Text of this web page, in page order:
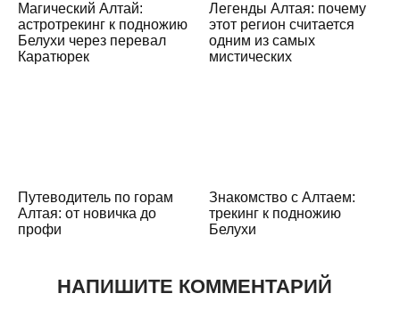
Магический Алтай:
астротрекинг к подножию
Белухи через перевал
Каратюрек
Легенды Алтая: почему
этот регион считается
одним из самых
мистических
Путеводитель по горам
Алтая: от новичка до
профи
Знакомство с Алтаем:
трекинг к подножию
Белухи
НАПИШИТЕ КОММЕНТАРИЙ